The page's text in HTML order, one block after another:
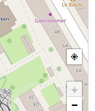
+
−